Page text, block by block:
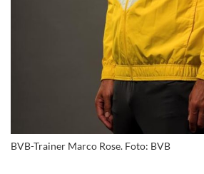
BVB-Trainer Marco Rose. Foto: BVB